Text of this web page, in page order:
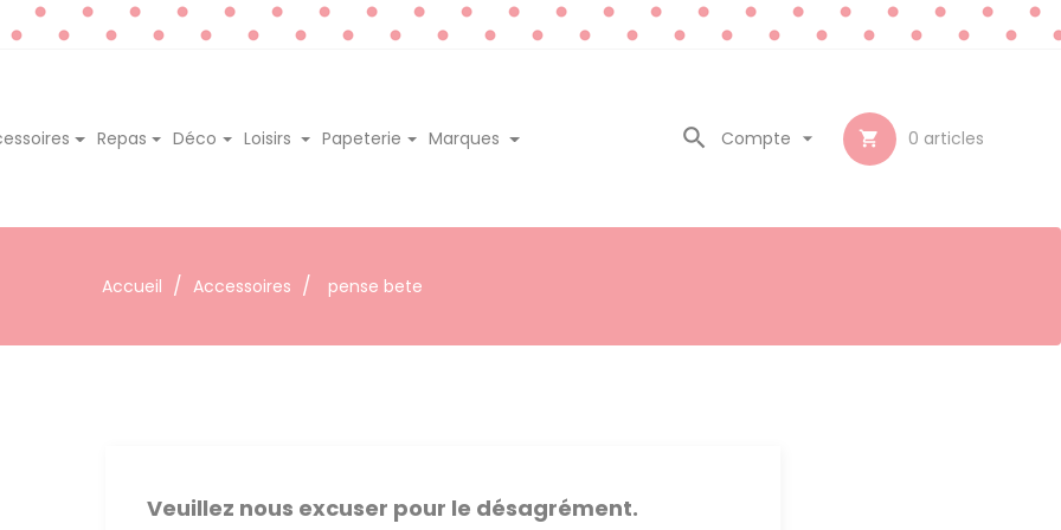
Repas Déco Loisirs Papeterie Marques  0 articles
Compte 

Accueil Accessoires pense bete
Veuillez nous excuser pour le désagrément.